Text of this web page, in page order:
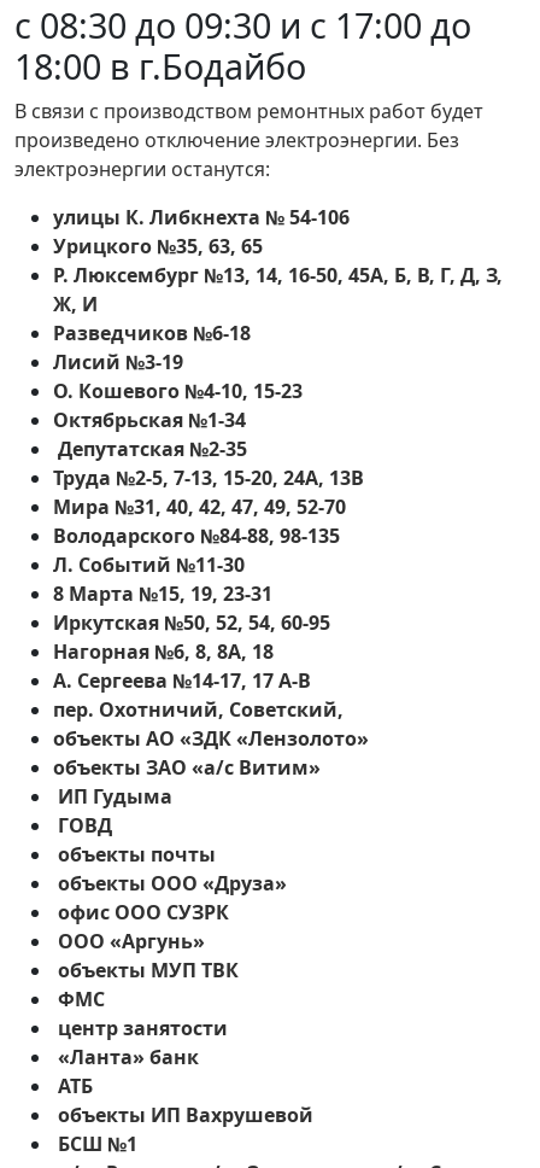
с 08:30 до 09:30 и с 17:00 до
18:00 в г.Бодайбо
В связи с производством ремонтных работ будет
произведено отключение электроэнергии. Без
электроэнергии останутся:
улицы К. Либкнехта № 54-106
Урицкого №35, 63, 65
Р. Люксембург №13, 14, 16-50, 45А, Б, В, Г, Д, З,
Ж, И
Разведчиков №6-18
Лисий №3-19
О. Кошевого №4-10, 15-23
Октябрьская №1-34
Депутатская №2-35
Труда №2-5, 7-13, 15-20, 24А, 13В
Мира №31, 40, 42, 47, 49, 52-70
Володарского №84-88, 98-135
Л. Событий №11-30
8 Марта №15, 19, 23-31
Иркутская №50, 52, 54, 60-95
Нагорная №6, 8, 8А, 18
А. Сергеева №14-17, 17 А-В
пер. Охотничий, Советский,
объекты АО «ЗДК «Лензолото»
объекты ЗАО «а/с Витим»
ИП Гудыма
ГОВД
объекты почты
объекты ООО «Друза»
офис ООО СУЗРК
ООО «Аргунь»
объекты МУП ТВК
ФМС
центр занятости
«Ланта» банк
АТБ
объекты ИП Вахрушевой
БСШ №1